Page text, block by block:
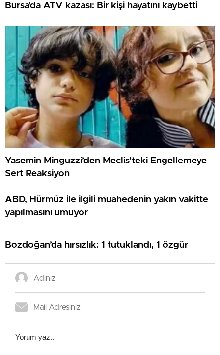
Bursa’da ATV kazası: Bir kişi hayatını kaybetti
Yasemin Minguzzi’den Meclis’teki Engellemeye
Sert Reaksiyon
ABD, Hürmüz ile ilgili muahedenin yakın vakitte
yapılmasını umuyor
Bozdoğan’da hırsızlık: 1 tutuklandı, 1 özgür